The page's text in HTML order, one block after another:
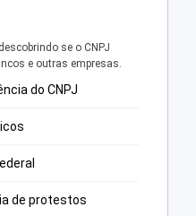
se o CNPJ
e outras empresas.
do CNPJ
de protestos